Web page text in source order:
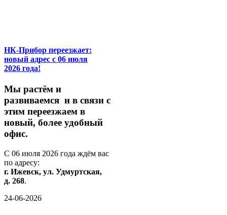
НК-Прибор переезжает:
новый адрес с 06 июля
2026 года!
Мы растём и
развиваемся и в связи с
этим переезжаем в
новый, более удобный
офис.
С 06 июля 2026 года ждём вас
по адресу:
г. Ижевск, ул. Удмуртская,
д. 268.
24-06-2026